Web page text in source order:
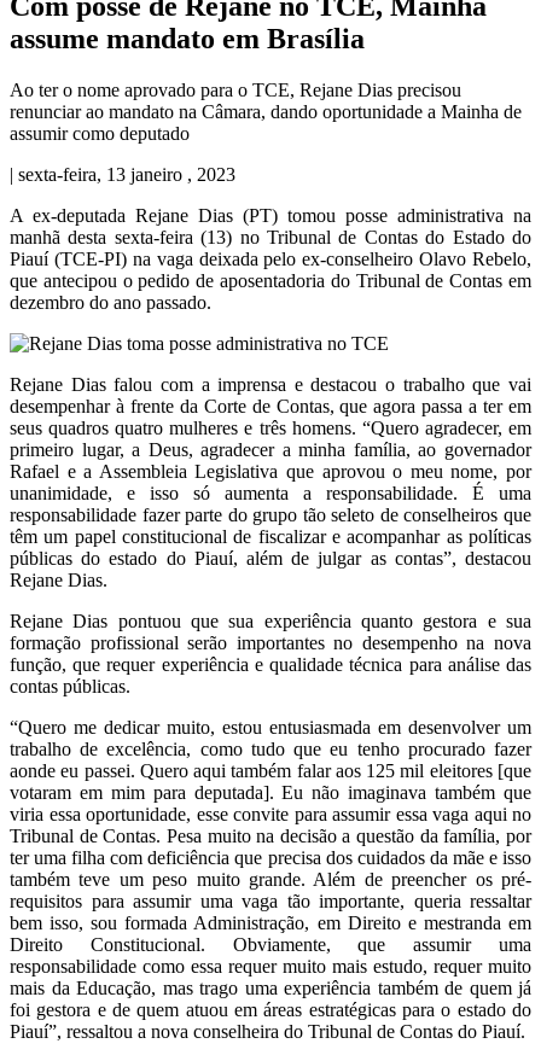
Com posse de Rejane no TCE, Mainha
assume mandato em Brasília
Ao ter o nome aprovado para o TCE, Rejane Dias precisou
renunciar ao mandato na Câmara, dando oportunidade a Mainha de
assumir como deputado
| sexta-feira, 13 janeiro , 2023
A ex-deputada Rejane Dias (PT) tomou posse administrativa na
manhã desta sexta-feira (13) no Tribunal de Contas do Estado do
Piauí (TCE-PI) na vaga deixada pelo ex-conselheiro Olavo Rebelo,
que antecipou o pedido de aposentadoria do Tribunal de Contas em
dezembro do ano passado.
Rejane Dias falou com a imprensa e destacou o trabalho que vai
desempenhar à frente da Corte de Contas, que agora passa a ter em
seus quadros quatro mulheres e três homens. “Quero agradecer, em
primeiro lugar, a Deus, agradecer a minha família, ao governador
Rafael e a Assembleia Legislativa que aprovou o meu nome, por
unanimidade, e isso só aumenta a responsabilidade. É uma
responsabilidade fazer parte do grupo tão seleto de conselheiros que
têm um papel constitucional de fiscalizar e acompanhar as políticas
públicas do estado do Piauí, além de julgar as contas”, destacou
Rejane Dias.
Rejane Dias pontuou que sua experiência quanto gestora e sua
formação profissional serão importantes no desempenho na nova
função, que requer experiência e qualidade técnica para análise das
contas públicas.
“Quero me dedicar muito, estou entusiasmada em desenvolver um
trabalho de excelência, como tudo que eu tenho procurado fazer
aonde eu passei. Quero aqui também falar aos 125 mil eleitores [que
votaram em mim para deputada]. Eu não imaginava também que
viria essa oportunidade, esse convite para assumir essa vaga aqui no
Tribunal de Contas. Pesa muito na decisão a questão da família, por
ter uma filha com deficiência que precisa dos cuidados da mãe e isso
também teve um peso muito grande. Além de preencher os pré-
requisitos para assumir uma vaga tão importante, queria ressaltar
bem isso, sou formada Administração, em Direito e mestranda em
Direito Constitucional. Obviamente, que assumir uma
responsabilidade como essa requer muito mais estudo, requer muito
mais da Educação, mas trago uma experiência também de quem já
foi gestora e de quem atuou em áreas estratégicas para o estado do
Piauí”, ressaltou a nova conselheira do Tribunal de Contas do Piauí.